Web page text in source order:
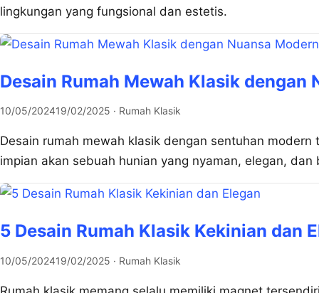
lingkungan yang fungsional dan estetis.
Desain Rumah Mewah Klasik dengan
10/05/202419/02/2025 · Rumah Klasik
Desain rumah mewah klasik dengan sentuhan
impian akan sebuah hunian yang nyaman, elegan, dan
5 Desain Rumah Klasik Kekinian dan
10/05/202419/02/2025 · Rumah Klasik